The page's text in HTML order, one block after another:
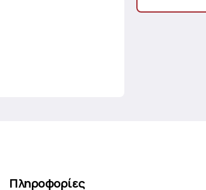
Πληροφορίες